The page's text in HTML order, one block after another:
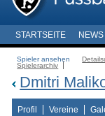
STARTSEITE NEWS
Spieler ansehen
Spielerarchiv
Dmitri
Profil Vereine